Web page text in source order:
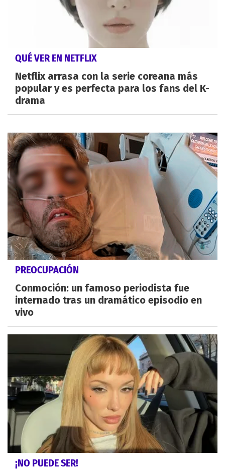
QUÉ VER EN NETFLIX
Netflix arrasa con la serie coreana más
popular y es perfecta para los fans del K-
drama
PREOCUPACIÓN
Conmoción: un famoso periodista fue
internado tras un dramático episodio en
vivo
¡NO PUEDE SER!